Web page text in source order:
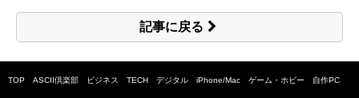
記事に戻る
TOP ASCII倶楽部 ビジネス TECH デジタル iPhone/Mac ゲーム・ホビー 自作PC